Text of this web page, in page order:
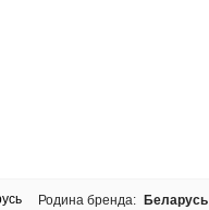
Родина бренда: Беларусь